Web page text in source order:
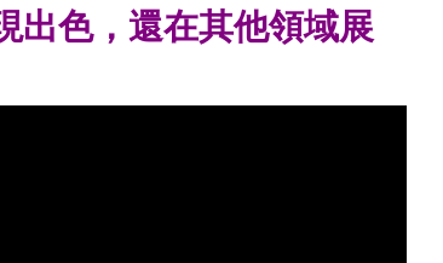
出色，還在其他領域展